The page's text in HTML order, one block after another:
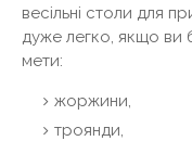
весільні столи для
дуже легко, якщо ви
мети:
жоржини,
троянди,